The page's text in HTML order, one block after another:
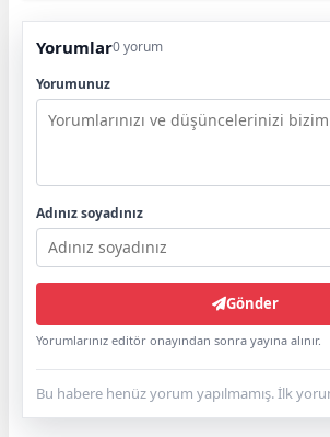
Yorumlar0 yorum
Yorumunuz
Adınız soyadınız
Gönder
Yorumlarınız editör onayından sonra yayına alınır.
Bu habere henüz yorum yapılmamış. İlk